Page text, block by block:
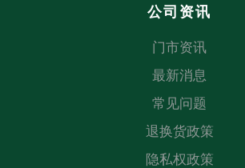
公司资讯
门市资讯
最新消息
常见问题
退换货政策
隐私权政策